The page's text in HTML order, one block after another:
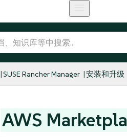
SUSE Rancher Manager 安装和升级
AWS